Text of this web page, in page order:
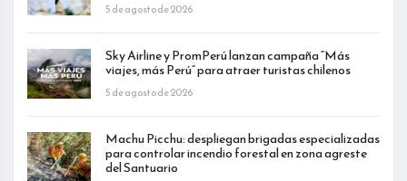
5 de agosto de 2026
Sky Airline y PromPerú lanzan campaña “Más
viajes, más Perú” para atraer turistas chilenos
5 de agosto de 2026
Machu Picchu: despliegan brigadas especializadas
para controlar incendio forestal en zona agreste
del Santuario